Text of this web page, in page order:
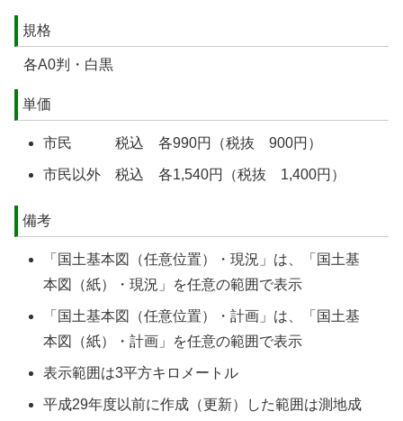
規格
各A0判・白黒
単価
市民 税込 各990円（税抜 900円）
市民以外 税込 各1,540円（税抜 1,400円）
備考
「国土基本図（任意位置）・現況」は、「国土基
本図（紙）・現況」を任意の範囲で表示
「国土基本図（任意位置）・計画」は、「国土基
本図（紙）・計画」を任意の範囲で表示
表示範囲は3平方キロメートル
平成29年度以前に作成（更新）した範囲は測地成